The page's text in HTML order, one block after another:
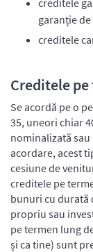
creditele
garanție
creditele
Creditele
Se acordă pe o
35, uneori chiar
nominalizată
acordare, acest
cesiune de
creditele pe
bunuri cu durată
propriu sau
pe termen lung
și ca tine) sunt